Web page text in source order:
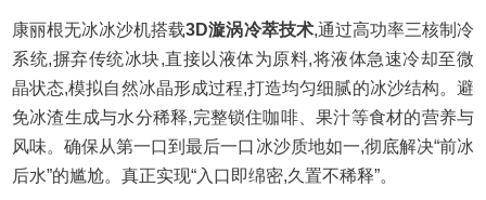
康丽根无冰冰沙机搭载3D漩涡冷萃技术,通过高功率三核制冷
系统,摒弃传统冰块,直接以液体为原料,将液体急速冷却至微
晶状态,模拟自然冰晶形成过程,打造均匀细腻的冰沙结构。避
免冰渣生成与水分稀释,完整锁住咖啡、果汁等食材的营养与
风味。确保从第一口到最后一口冰沙质地如一,彻底解决“前冰
后水”的尴尬。真正实现“入口即绵密,久置不稀释”。